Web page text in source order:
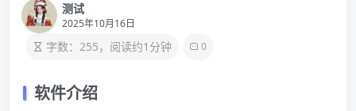
测试
2025年10月16日
字数：255，阅读约1分钟 0
软件介绍